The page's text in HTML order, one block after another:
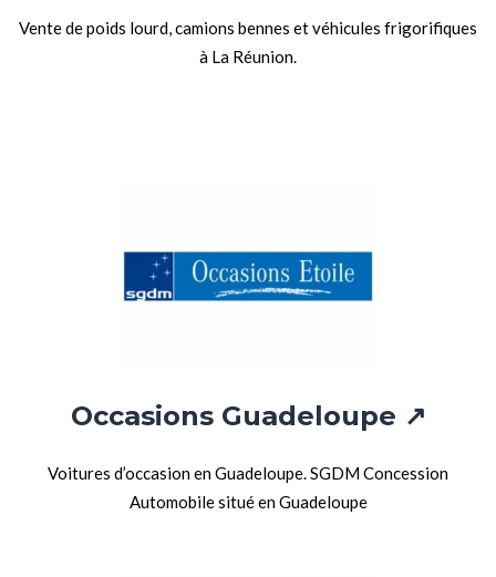
Vente de poids lourd, camions bennes et véhicules frigorifiques
à La Réunion.
Occasions Guadeloupe ↗
Voitures d’occasion en Guadeloupe. SGDM Concession
Automobile situé en Guadeloupe